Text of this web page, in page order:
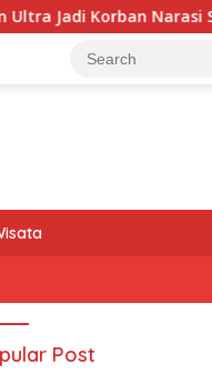
Sepihak 234SC
Post